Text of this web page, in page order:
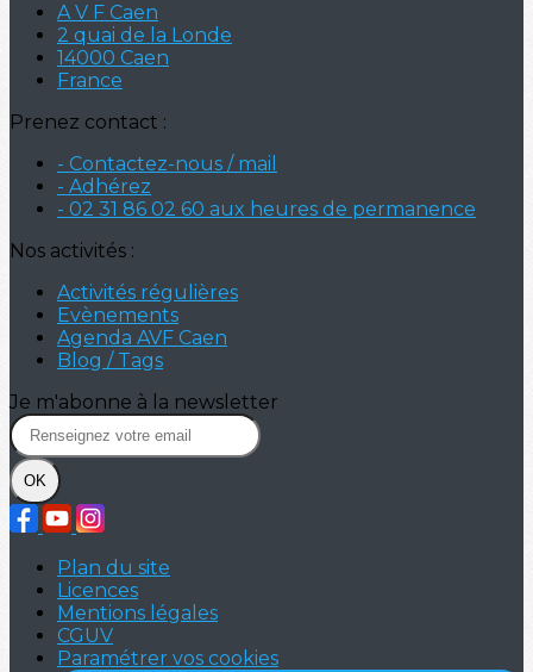
A V F Caen
2 quai de la Londe
14000 Caen
France
Prenez contact :
- Contactez-nous / mail
- Adhérez
- 02 31 86 02 60 aux heures de permanence
Nos activités :
Activités régulières
Evènements
Agenda AVF Caen
Blog / Tags
Je m'abonne à la newsletter
OK
Plan du site
Licences
Mentions légales
CGUV
Paramétrer vos cookies